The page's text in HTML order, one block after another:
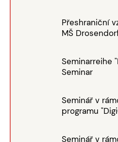
Přeshraniční
MŠ
Seminarreihe
Seminar
Seminář v
programu
Seminář v